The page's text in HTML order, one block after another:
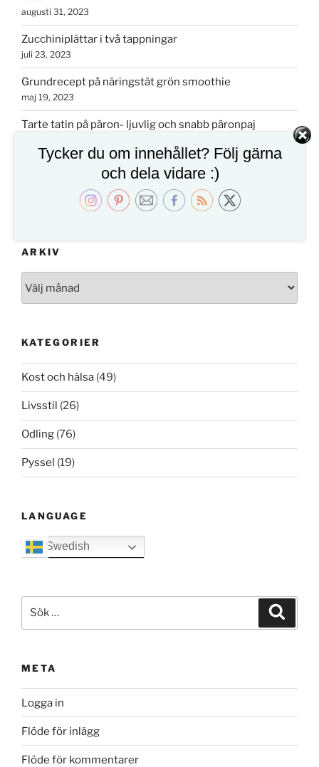
augusti 31, 2023
Zucchiniplättar i två tappningar
juli 23, 2023
Grundrecept på näringstät grön smoothie
maj 19, 2023
Tarte tatin på päron- ljuvlig och snabb päronpaj
Färskostfylld gratinerad chili- perfekt drinktilltugg eller
september 24, 2022
ARKIV
KATEGORIER
Kost och hälsa (49)
Livsstil (26)
Odling (76)
Pyssel (19)
LANGUAGE
Swedish
efter:
META
Logga in
Flöde för inlägg
Flöde för kommentarer
Tycker du om innehållet? Följ gärna
och dela vidare :)